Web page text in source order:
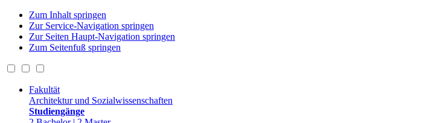
Zum Inhalt springen
Zur Service-Navigation springen
Zur Seiten Haupt-Navigation springen
Zum Seitenfuß springen
Fakultät
Architektur und Sozialwissenschaften
Studiengänge